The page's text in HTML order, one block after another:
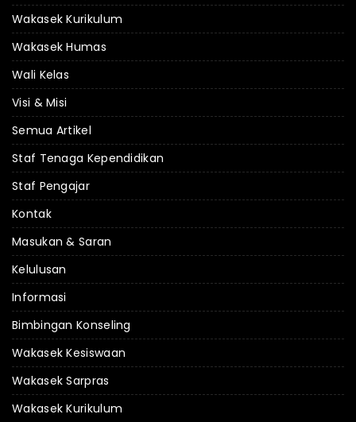
Wakasek Kurikulum
Wakasek Humas
Wali Kelas
Visi & Misi
Semua Artikel
Staf Tenaga Kependidikan
Staf Pengajar
Kontak
Masukan & Saran
Kelulusan
Informasi
Bimbingan Konseling
Wakasek Kesiswaan
Wakasek Sarpras
Wakasek Kurikulum